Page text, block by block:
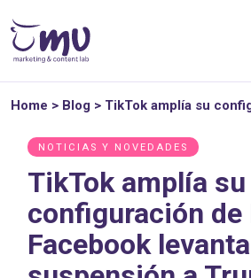
Home > Blog > TikTok amplía su
NOTICIAS Y NOVEDADES
TikTok amplía su
configuración de
Facebook levanta